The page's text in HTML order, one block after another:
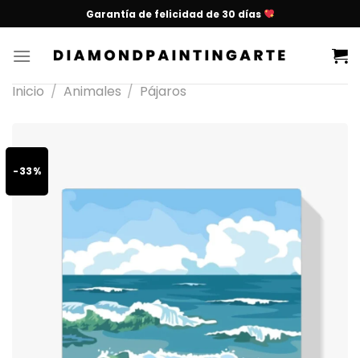
Garantía de felicidad de 30 días
Inicio / Animales / Pájaros
-33%